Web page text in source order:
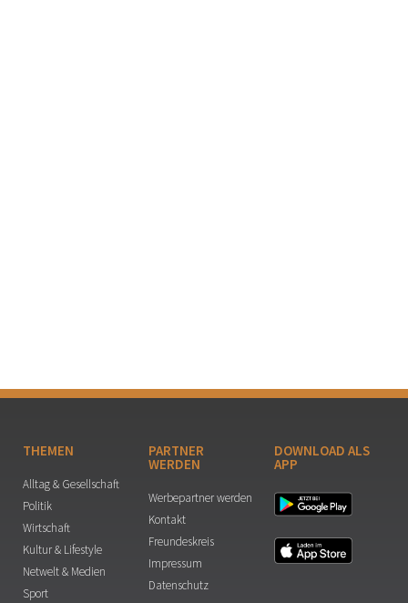
THEMEN
Alltag & Gesellschaft
Politik
Wirtschaft
Kultur & Lifestyle
Netwelt & Medien
Sport
PARTNER
WERDEN
Werbepartner werden
Kontakt
Freundeskreis
Impressum
Datenschutz
DOWNLOAD ALS
APP